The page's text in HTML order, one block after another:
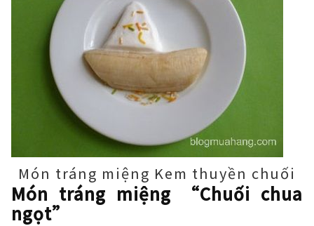
Món tráng miệng Kem thuyền chuối
Món tráng miệng “Chuối chua
ngọt”